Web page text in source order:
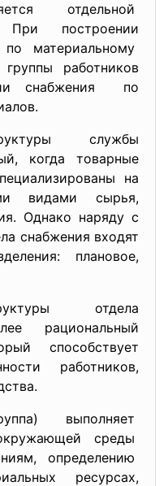
отдельной
При построении
по материальному
работников
снабжения по
службы
когда товарные
на
видами сырья,
Однако наряду с
снабжения входят
плановое,
отдела
рациональный
способствует
работников,
выполняет
среды
определению
ресурсах,